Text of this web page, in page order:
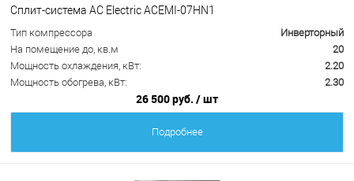
Сплит-система AC Electric ACEMI-07HN1
Тип компрессора
Инверторный
На помещение до, кв.м
20
Мощность охлаждения, кВт:
2.20
Мощность обогрева, кВт:
2.30
26 500 руб. / шт
Подробнее